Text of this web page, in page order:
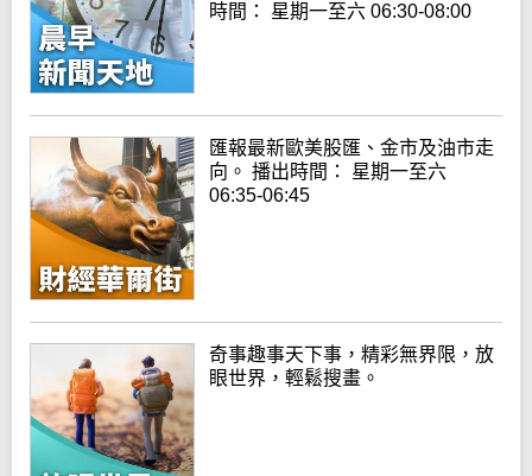
時間： 星期一至六 06:30-08:00
匯報最新歐美股匯、金市及油市走
向。 播出時間： 星期一至六
06:35-06:45
奇事趣事天下事，精彩無界限，放
眼世界，輕鬆搜畫。